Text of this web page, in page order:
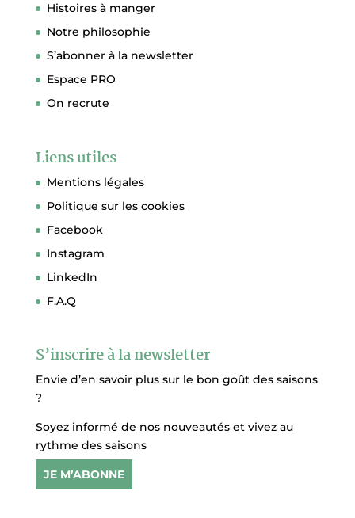
Histoires à manger
Notre philosophie
S’abonner à la newsletter
Espace PRO
On recrute
Liens utiles
Mentions légales
Politique sur les cookies
Facebook
Instagram
LinkedIn
F.A.Q
S’inscrire à la newsletter
Envie d’en savoir plus sur le bon goût des saisons
?
Soyez informé de nos nouveautés et vivez au
rythme des saisons
JE M’ABONNE